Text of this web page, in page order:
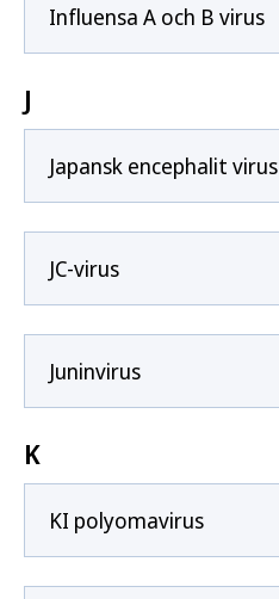
Influensa A och B virus
J
Japansk encephalit virus
JC-virus
Juninvirus
K
KI polyomavirus